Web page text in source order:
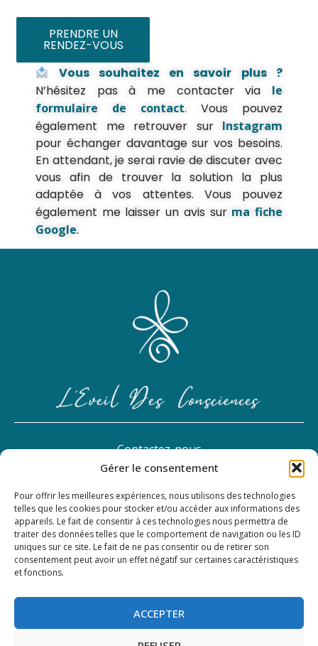
Gérer le consentement
Pour offrir les meilleures expériences, nous utilisons des technologies
telles que les cookies pour stocker et/ou accéder aux informations des
appareils. Le fait de consentir à ces technologies nous permettra de
traiter des données telles que le comportement de navigation ou les ID
uniques sur ce site. Le fait de ne pas consentir ou de retirer son
consentement peut avoir un effet négatif sur certaines caractéristiques
et fonctions.
ACCEPTER
PRENDRE UN
RENDEZ-VOUS
Vous souhaitez en savoir plus ?
N’hésitez pas à me contacter via le
formulaire de contact. Vous pouvez
également me retrouver sur Instagram
pour échanger davantage sur vos besoins.
En attendant, je serai ravie de discuter avec
vous afin de trouver la solution la plus
adaptée à vos attentes. Vous pouvez
également me laisser un avis sur ma fiche
Google.
Contactez-nous
contact@leveildesconsciences.fr
+33 6 12 02 24 12
Alpes-Maritimes
Politique de Confidentialité